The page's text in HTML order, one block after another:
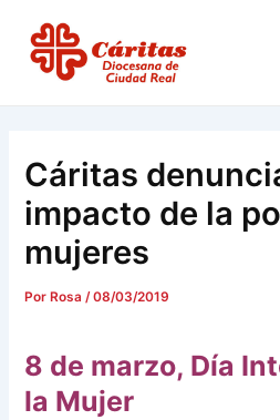
contenido
Cáritas
impacto de la
mujeres
PorRosa /08/03/2019
8 de marzo, Día
la Mujer
entradas